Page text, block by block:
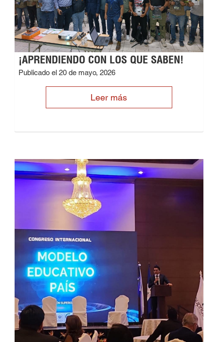
¡APRENDIENDO CON LOS QUE SABEN!
Publicado el 20 de mayo, 2026
Leer más